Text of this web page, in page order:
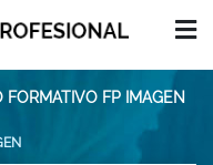
FORMATIVO FP IMAGEN